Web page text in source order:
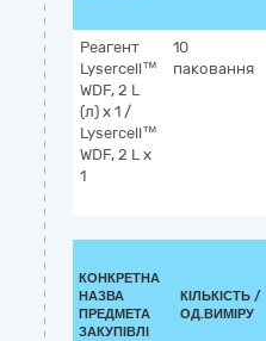
Реагент
Lysercell™
WDF, 2 L
(л) х 1 /
Lysercell™
WDF, 2 L х
1
10
паковання
КОНКРЕТНА
НАЗВА
ПРЕДМЕТА
ЗАКУПІВЛІ
КІЛЬКІСТЬ /
ОД.ВИМІРУ